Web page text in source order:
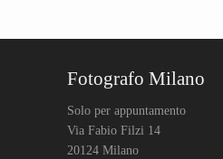
Fotografo Milano
Solo per appuntamento
Via Fabio Filzi 14
20124 Milano